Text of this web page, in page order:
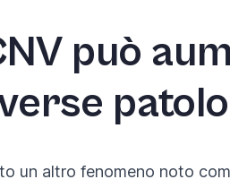
può
un altro fenomeno noto